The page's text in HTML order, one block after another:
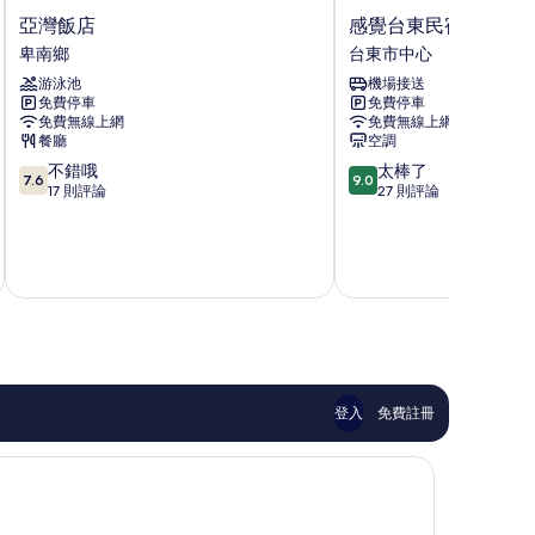
亞
灣
飯
店
卑
南
鄉
亞灣飯店
卑南鄉
游泳池
免費停車
免費無線上網
餐廳
7.6
分，
不
則
7.6 不錯哦
17 則評論
感
覺
台
東
民
宿
台
東
市
感覺台東民宿
台東市中心
機場接送
免費停車
免費無線上網
空調
9.0
分，
太
則
評
論
9.0 太棒了
27 則評論
登入 免費註冊